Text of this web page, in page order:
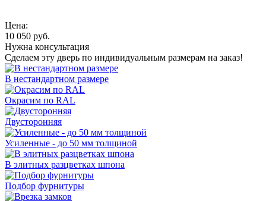
Цена:
10 050 руб.
Нужна консультация
Сделаем эту дверь по индивидуальным размерам на заказ!
В нестандартном размере
Окрасим по RAL
Двусторонняя
Усиленные - до 50 мм толщиной
В элитных разцветках шпона
Подбор фурнитуры